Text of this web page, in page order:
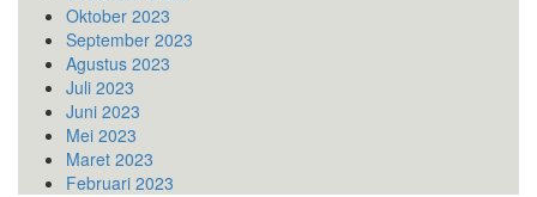
Oktober 2023
September 2023
Agustus 2023
Juli 2023
Juni 2023
Mei 2023
Maret 2023
Februari 2023